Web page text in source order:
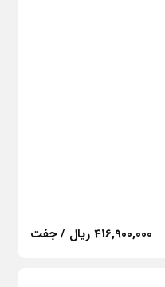
416,900,000 ریال / جفت